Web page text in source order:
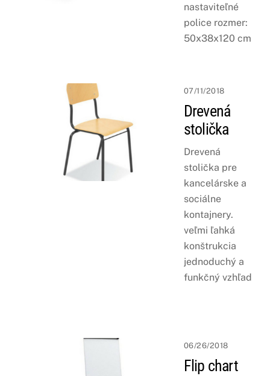
nastaviteľné
police rozmer:
50x38x120 cm
07/11/2018
Drevená
stolička
Drevená
stolička pre
kancelárske a
sociálne
kontajnery.
veľmi ľahká
konštrukcia
jednoduchý a
funkčný vzhľad
06/26/2018
Flip chart